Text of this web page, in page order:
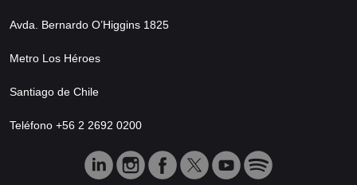
Avda. Bernardo O’Higgins 1825
Metro Los Héroes
Santiago de Chile
Teléfono +56 2 2692 0200